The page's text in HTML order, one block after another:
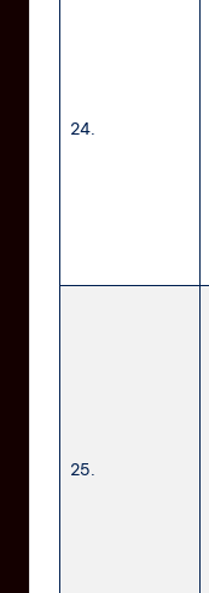
24.
25.